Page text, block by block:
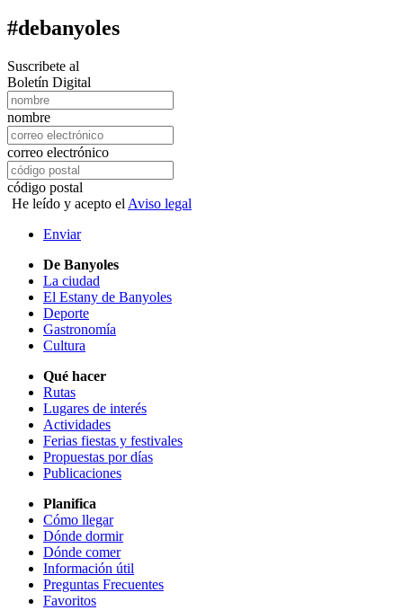
#debanyoles
Suscribete al
Boletín Digital
nombre
correo electrónico
código postal
He leído y acepto el Aviso legal
Enviar
De Banyoles
La ciudad
El Estany de Banyoles
Deporte
Gastronomía
Cultura
Qué hacer
Rutas
Lugares de interés
Actividades
Ferias fiestas y festivales
Propuestas por días
Publicaciones
Planifica
Cómo llegar
Dónde dormir
Dónde comer
Información útil
Preguntas Frecuentes
Favoritos